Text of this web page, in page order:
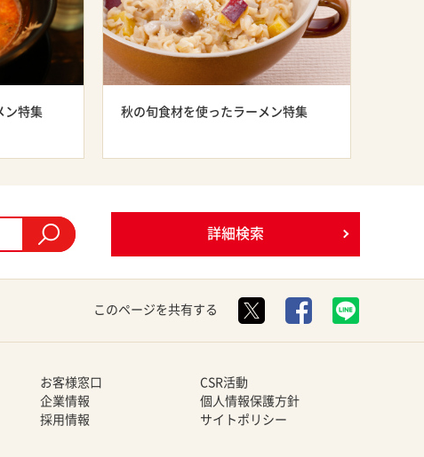
ン特集 秋の旬食材を使ったラーメン特集
詳細検索
このページを共有する
お客様窓口
企業情報
採用情報
CSR活動
個人情報保護方針
サイトポリシー